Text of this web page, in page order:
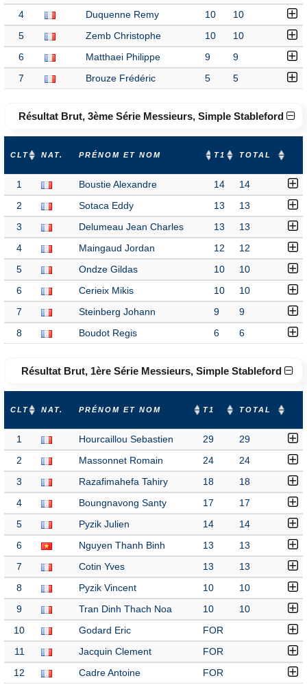
4 Duquenne Remy 10 10
5 Zemb Christophe 10 10
6 Matthaei Philippe 9 9
7 Brouze Frédéric 5 5
Résultat Brut, 3ème Série Messieurs, Simple Stableford
CLT NAT. PRÉNOM ET NOM T1 TOTAL
1 Boustie Alexandre 14 14
2 Sotaca Eddy 13 13
3 Delumeau Jean Charles 13 13
4 Maingaud Jordan 12 12
5 Ondze Gildas 10 10
6 Cerieix Mikis 10 10
7 Steinberg Johann 9 9
8 Boudot Regis 6 6
Résultat Brut, 1ère Série Messieurs, Simple Stableford
CLT NAT. PRÉNOM ET NOM T1 TOTAL
1 Hourcaillou Sebastien 29 29
2 Massonnet Romain 24 24
3 Razafimahefa Tahiry 18 18
4 Boungnavong Santy 17 17
5 Pyzik Julien 14 14
6 Nguyen Thanh Binh 13 13
7 Cotin Yves 13 13
8 Pyzik Vincent 10 10
9 Tran Dinh Thach Noa 10 10
10 Godard Eric FOR
11 Jacquin Clement FOR
12 Cadre Antoine FOR